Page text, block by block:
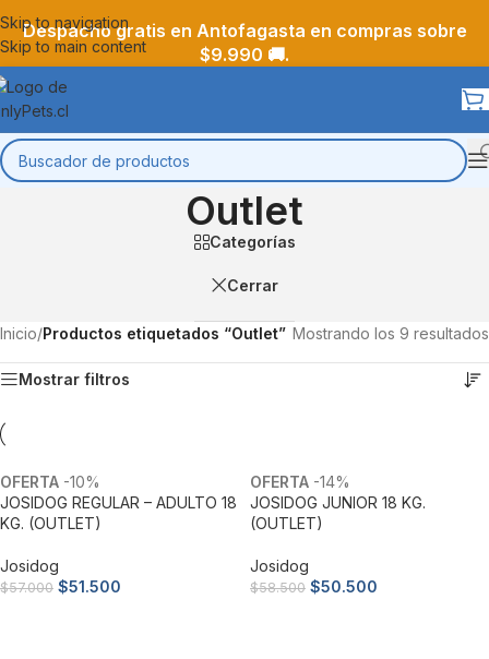
Skip to navigation
Skip to main content
Despacho gratis en Antofagasta en compras sobre
$9.990 🚚.
Outlet
Categorías
Cerrar
Inicio/Productos etiquetados “Outlet” Mostrando los 9 resultados
Mostrar filtros
-10%
JOSIDOG REGULAR – ADULTO 18
KG. (OUTLET)
Josidog
$57.000 $51.500
-14%
JOSIDOG JUNIOR 18 KG.
(OUTLET)
Josidog
$58.500 $50.500